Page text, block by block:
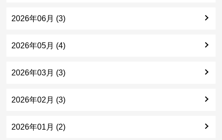
2026年06月 (3)
2026年05月 (4)
2026年03月 (3)
2026年02月 (3)
2026年01月 (2)